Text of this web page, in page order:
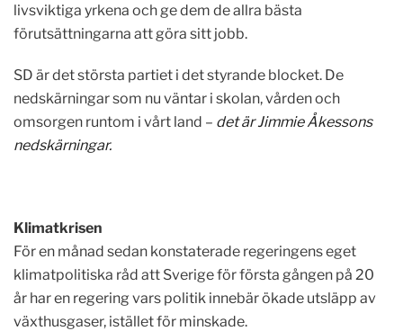
livsviktiga yrkena och ge dem de allra bästa
förutsättningarna att göra sitt jobb.
SD är det största partiet i det styrande blocket. De
nedskärningar som nu väntar i skolan, vården och
omsorgen runtom i vårt land – det är Jimmie Åkessons
nedskärningar.
Klimatkrisen
För en månad sedan konstaterade regeringens eget
klimatpolitiska råd att Sverige för första gången på 20
år har en regering vars politik innebär ökade utsläpp av
växthusgaser, istället för minskade.